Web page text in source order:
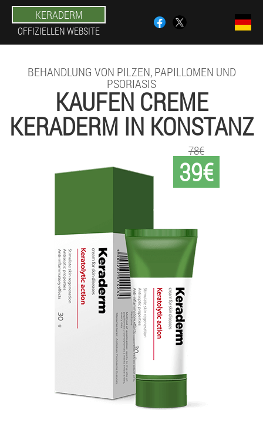
KERADERM
OFFIZIELLEN WEBSITE
BEHANDLUNG VON PILZEN, PAPILLOMEN UND
PSORIASIS
KAUFEN CREME
KERADERM IN KONSTANZ
39€
78€